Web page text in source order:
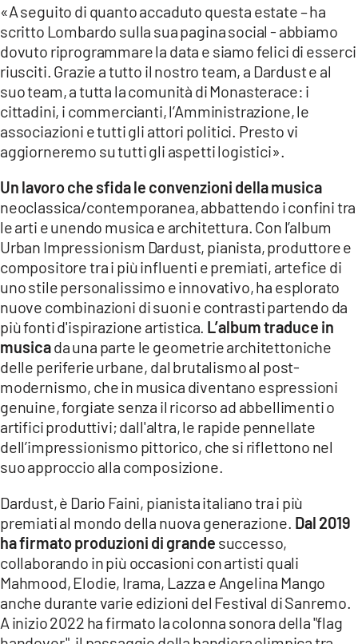
COSENZACHANNEL.IT
ILVIBONESE.IT
CATANZAROCHANNEL.IT
LACAPITALENEWS.IT
ANDROID
APPLE
«A seguito di quanto accaduto questa estate – ha
scritto Lombardo sulla sua pagina social - abbiamo
dovuto riprogrammare la data e siamo felici di esserci
riusciti. Grazie a tutto il nostro team, a Dardust e al
suo team, a tutta la comunità di Monasterace: i
cittadini, i commercianti, l’Amministrazione, le
associazioni e tutti gli attori politici. Presto vi
aggiorneremo su tutti gli aspetti logistici».
Un lavoro che sfida le convenzioni della musica
neoclassica/contemporanea, abbattendo i confini tra
le arti e unendo musica e architettura. Con l’album
Urban Impressionism Dardust, pianista, produttore e
compositore tra i più influenti e premiati, artefice di
uno stile personalissimo e innovativo, ha esplorato
nuove combinazioni di suoni e contrasti partendo da
più fonti d'ispirazione artistica. L’album traduce in
musicada una parte le geometrie architettoniche
delle periferie urbane, dal brutalismo al post-
modernismo, che in musica diventano espressioni
genuine, forgiate senza il ricorso ad abbellimenti o
artifici produttivi; dall'altra, le rapide pennellate
dell’impressionismo pittorico, che si riflettono nel
suo approccio alla composizione.
Dardust, è Dario Faini, pianista italiano tra i più
premiati al mondo della nuova generazione. Dal 2019
ha firmato produzioni di grande successo,
collaborando in più occasioni con artisti quali
Mahmood, Elodie, Irama, Lazza e Angelina Mango
anche durante varie edizioni del Festival di Sanremo.
A inizio 2022 ha firmato la colonna sonora della "flag